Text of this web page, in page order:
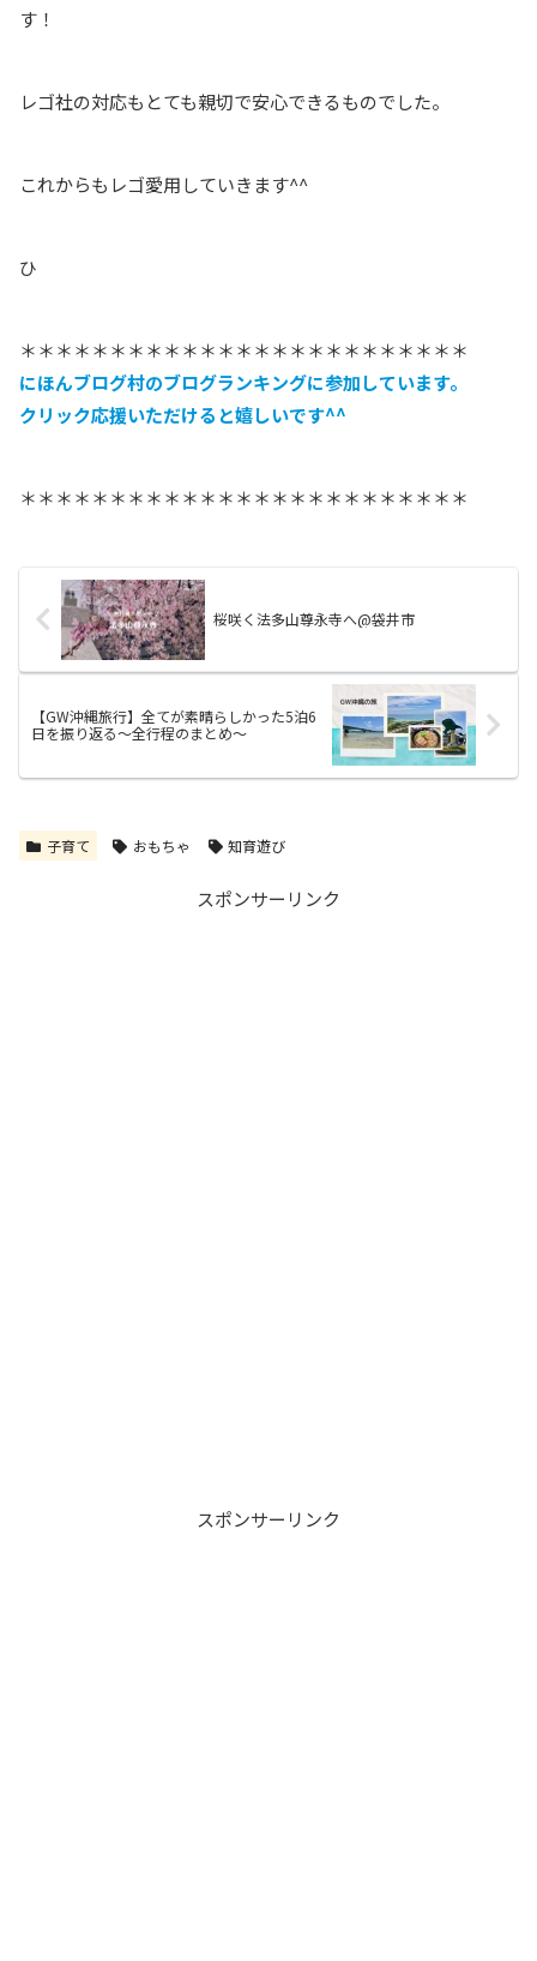
す！
レゴ社の対応もとても親切で安心できるものでした。
これからもレゴ愛用していきます^^
ひ
＊＊＊＊＊＊＊＊＊＊＊＊＊＊＊＊＊＊＊＊＊＊＊＊＊
にほんブログ村のブログランキングに参加しています。
クリック応援いただけると嬉しいです^^
＊＊＊＊＊＊＊＊＊＊＊＊＊＊＊＊＊＊＊＊＊＊＊＊＊
桜咲く法多山尊永寺へ@袋井市
【GW沖縄旅行】全てが素晴らしかった5泊6
日を振り返る〜全行程のまとめ〜
子育て おもちゃ 知育遊び
スポンサーリンク
スポンサーリンク